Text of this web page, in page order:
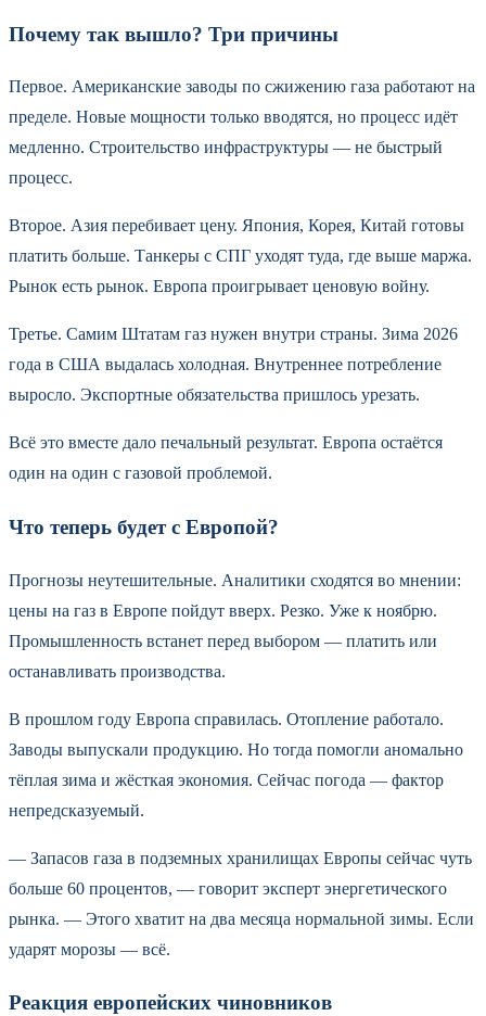
Почему так вышло? Три причины
Первое. Американские заводы по сжижению газа работают на
пределе. Новые мощности только вводятся, но процесс идёт
медленно. Строительство инфраструктуры — не быстрый
процесс.
Второе. Азия перебивает цену. Япония, Корея, Китай готовы
платить больше. Танкеры с СПГ уходят туда, где выше маржа.
Рынок есть рынок. Европа проигрывает ценовую войну.
Третье. Самим Штатам газ нужен внутри страны. Зима 2026
года в США выдалась холодная. Внутреннее потребление
выросло. Экспортные обязательства пришлось урезать.
Всё это вместе дало печальный результат. Европа остаётся
один на один с газовой проблемой.
Что теперь будет с Европой?
Прогнозы неутешительные. Аналитики сходятся во мнении:
цены на газ в Европе пойдут вверх. Резко. Уже к ноябрю.
Промышленность встанет перед выбором — платить или
останавливать производства.
В прошлом году Европа справилась. Отопление работало.
Заводы выпускали продукцию. Но тогда помогли аномально
тёплая зима и жёсткая экономия. Сейчас погода — фактор
непредсказуемый.
— Запасов газа в подземных хранилищах Европы сейчас чуть
больше 60 процентов, — говорит эксперт энергетического
рынка. — Этого хватит на два месяца нормальной зимы. Если
ударят морозы — всё.
Реакция европейских чиновников